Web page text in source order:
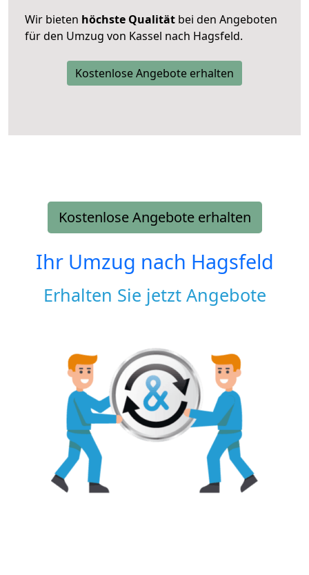
Wir bieten höchste Qualität bei den Angeboten
für den Umzug von Kassel nach Hagsfeld.
Kostenlose Angebote erhalten
Kostenlose Angebote erhalten
Ihr Umzug nach Hagsfeld
Erhalten Sie jetzt Angebote